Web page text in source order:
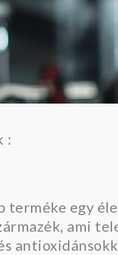
:
terméke egy
ami